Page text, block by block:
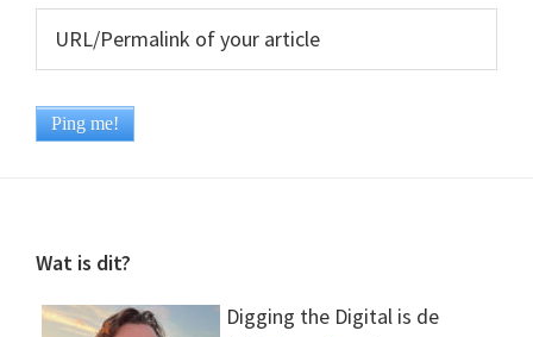
Footer
Wat is dit?
Digging the Digital is de